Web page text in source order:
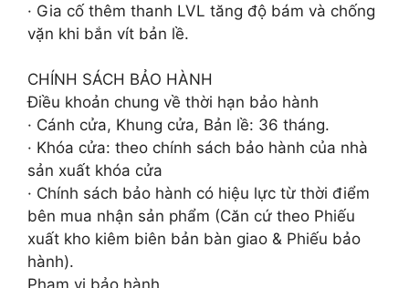
· Gia cố thêm thanh LVL tăng độ bám và chống
vặn khi bắn vít bản lề.
CHÍNH SÁCH BẢO HÀNH
Điều khoản chung về thời hạn bảo hành
· Cánh cửa, Khung cửa, Bản lề: 36 tháng.
· Khóa cửa: theo chính sách bảo hành của nhà
sản xuất khóa cửa
· Chính sách bảo hành có hiệu lực từ thời điểm
bên mua nhận sản phẩm (Căn cứ theo Phiếu
xuất kho kiêm biên bản bàn giao & Phiếu bảo
hành).
Phạm vi bảo hành